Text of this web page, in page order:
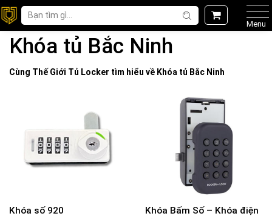
Menu
Khóa tủ Bắc Ninh
Cùng Thế Giới Tủ Locker tìm hiểu về Khóa tủ Bắc Ninh
Khóa số 920
Khóa Bấm Số – Khóa điện